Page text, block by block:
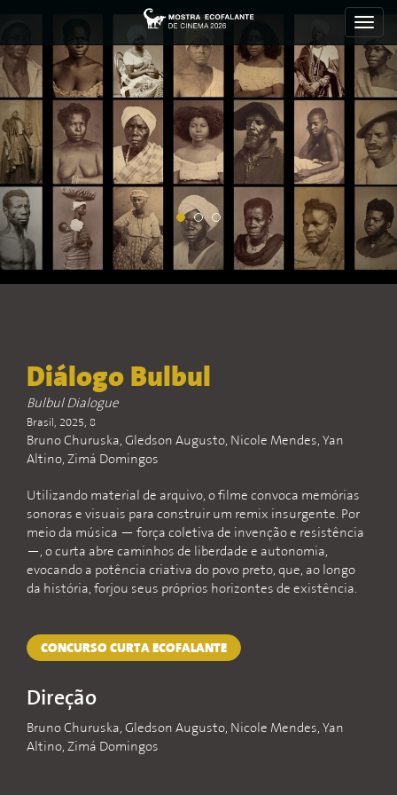
Diálogo Bulbul
Bulbul Dialogue
Brasil, 2025, 8
Bruno Churuska, Gledson Augusto, Nicole Mendes, Yan
Altino, Zimá Domingos
Utilizando material de arquivo, o filme convoca memórias
sonoras e visuais para construir um remix insurgente. Por
meio da música — força coletiva de invenção e resistência
—, o curta abre caminhos de liberdade e autonomia,
evocando a potência criativa do povo preto, que, ao longo
da história, forjou seus próprios horizontes de existência.
CONCURSO CURTA ECOFALANTE
Direção
Bruno Churuska, Gledson Augusto, Nicole Mendes, Yan
Altino, Zimá Domingos